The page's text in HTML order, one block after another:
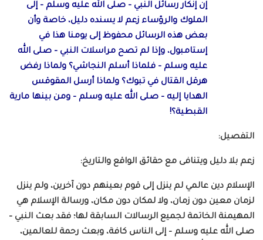
إن إنكار رسائل النبي – صلى الله عليه وسلم – إلى
الملوك والرؤساء زعم لا يسنده دليل، خاصة وأن
بعض هذه الرسائل محفوظ إلى يومنا هذا في
إستامبول، وإذا لم تصح مراسلات النبي – صلى الله
عليه وسلم – فلماذا أسلم النجاشي؟ ولماذا رفض
هرقل القتال في تبوك؟ ولماذا أرسل المقوقس
الهدايا إليه – صلى الله عليه وسلم – ومن بينها مارية
القبطية؟!
التفصيل:
زعم بلا دليل ويتنافى مع حقائق الواقع والتاريخ:
الإسلام دين عالمي لم ينزل إلى قوم بعينهم دون آخرين، ولم ينزل
لزمان معين دون زمان، ولا لمكان دون مكان، ورسالة الإسلام هي
المهيمنة الخاتمة لجميع الرسالات السابقة لها؛ فقد بعث النبي –
صلى الله عليه وسلم – إلى الناس كافة، وبعث رحمة للعالمين،